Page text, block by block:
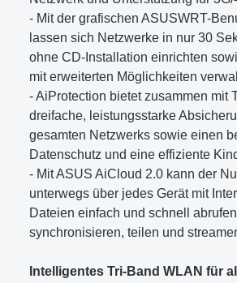
- Mit der grafischen ASUSWRT-
lassen sich Netzwerke in nur 30
ohne CD-Installation einrichten
mit erweiterten Möglichkeiten
- AiProtection bietet zusammen mit
dreifache, leistungsstarke
gesamten Netzwerks sowie einen
Datenschutz und eine effiziente
- Mit ASUS AiCloud 2.0 kann der
unterwegs über jedes Gerät mit
Dateien einfach und schnell
synchronisieren, teilen und
Intelligentes Tri-Band WLAN für